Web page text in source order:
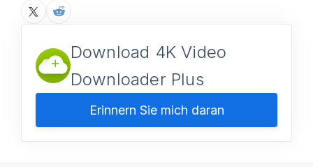
Download 4K Video
Downloader Plus
Erinnern Sie mich daran